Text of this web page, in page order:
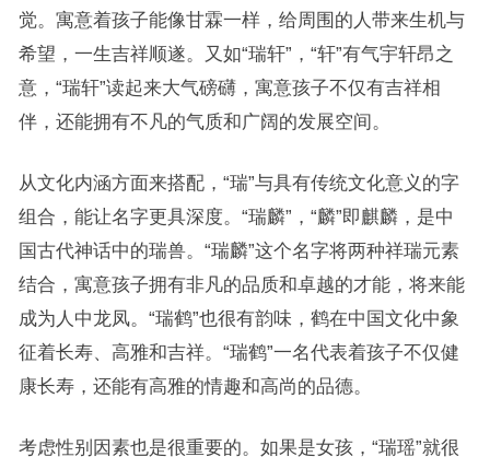
觉。寓意着孩子能像甘霖一样，给周围的人带来生机与
希望，一生吉祥顺遂。又如“瑞轩”，“轩”有气宇轩昂之
意，“瑞轩”读起来大气磅礴，寓意孩子不仅有吉祥相
伴，还能拥有不凡的气质和广阔的发展空间。
从文化内涵方面来搭配，“瑞”与具有传统文化意义的字
组合，能让名字更具深度。“瑞麟”，“麟”即麒麟，是中
国古代神话中的瑞兽。“瑞麟”这个名字将两种祥瑞元素
结合，寓意孩子拥有非凡的品质和卓越的才能，将来能
成为人中龙凤。“瑞鹤”也很有韵味，鹤在中国文化中象
征着长寿、高雅和吉祥。“瑞鹤”一名代表着孩子不仅健
康长寿，还能有高雅的情趣和高尚的品德。
考虑性别因素也是很重要的。如果是女孩，“瑞瑶”就很